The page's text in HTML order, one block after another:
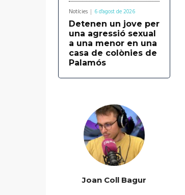
Notícies 6 d'agost de 2026
Detenen un jove per
una agressió sexual
a una menor en una
casa de colònies de
Palamós
Joan Coll Bagur